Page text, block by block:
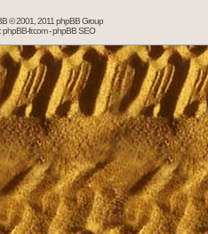
© 2001, 2011 phpBB Group
phpBB-fr.com-phpBB SEO